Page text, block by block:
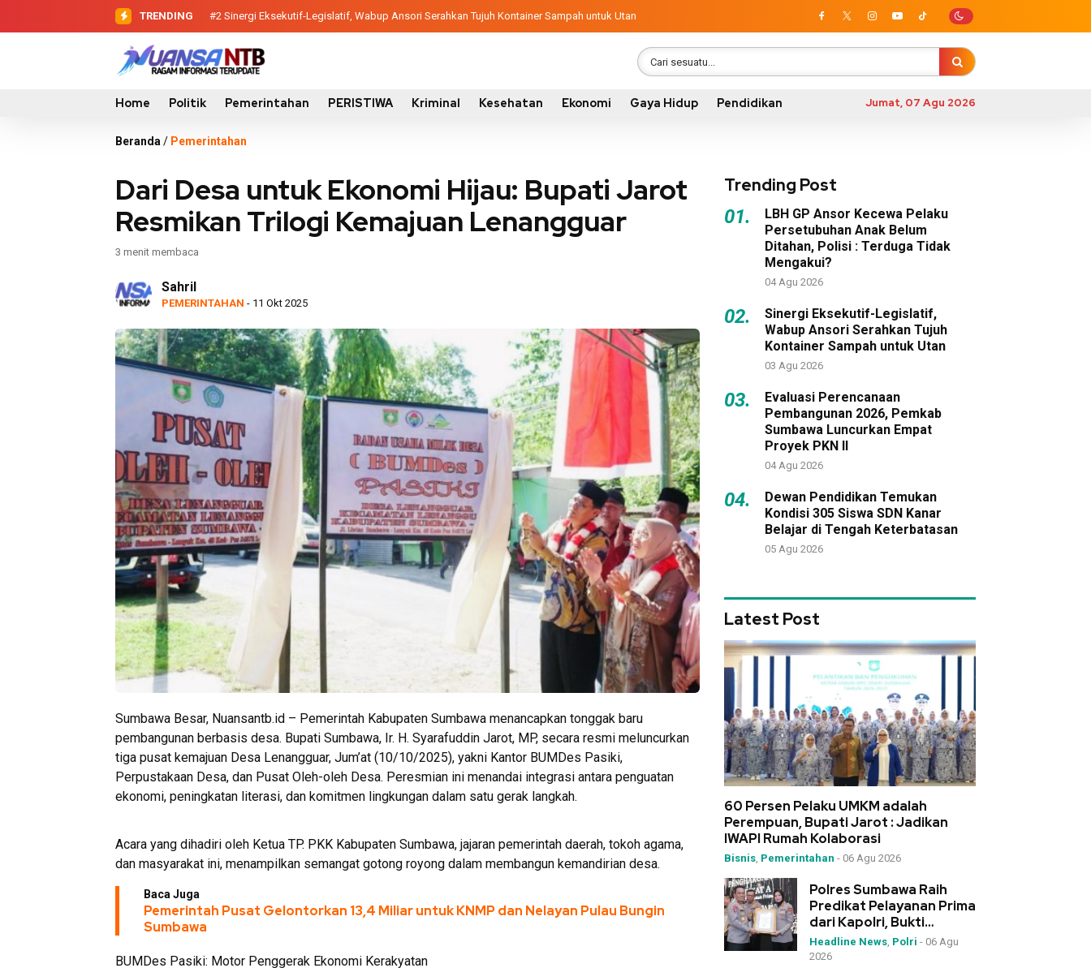
TRENDING #2 Sinergi Eksekutif-Legislatif, Wabup Ansori Serahkan Tujuh Kontainer Sampah untuk Utan
#3 Evaluasi Perencanaan Pembangunan 2026, Pemkab Sumbawa Luncurkan Empat Proyek PKN II
Home Politik Pemerintahan PERISTIWA Kriminal Kesehatan Ekonomi Gaya Hidup Pendidikan Jumat, 07 Agu 2026
Beranda / Pemerintahan
Dari Desa untuk Ekonomi Hijau: Bupati Jarot
Resmikan Trilogi Kemajuan Lenangguar
3 menit membaca
Sahril
PEMERINTAHAN - 11 Okt 2025
Sumbawa Besar, Nuansantb.id – Pemerintah Kabupaten Sumbawa menancapkan tonggak baru
pembangunan berbasis desa. Bupati Sumbawa, Ir. H. Syarafuddin Jarot, MP, secara resmi meluncurkan
tiga pusat kemajuan Desa Lenangguar, Jum’at (10/10/2025), yakni Kantor BUMDes Pasiki,
Perpustakaan Desa, dan Pusat Oleh-oleh Desa. Peresmian ini menandai integrasi antara penguatan
ekonomi, peningkatan literasi, dan komitmen lingkungan dalam satu gerak langkah.
Acara yang dihadiri oleh Ketua TP. PKK Kabupaten Sumbawa, jajaran pemerintah daerah, tokoh agama,
dan masyarakat ini, menampilkan semangat gotong royong dalam membangun kemandirian desa.
Baca Juga
Pemerintah Pusat Gelontorkan 13,4 Miliar untuk KNMP dan Nelayan Pulau Bungin
Sumbawa
BUMDes Pasiki: Motor Penggerak Ekonomi Kerakyatan
Trending Post
01.
LBH GP Ansor Kecewa Pelaku
Persetubuhan Anak Belum
Ditahan, Polisi : Terduga Tidak
Mengakui?
04 Agu 2026
02.
Sinergi Eksekutif-Legislatif,
Wabup Ansori Serahkan Tujuh
Kontainer Sampah untuk Utan
03 Agu 2026
03.
Evaluasi Perencanaan
Pembangunan 2026, Pemkab
Sumbawa Luncurkan Empat
Proyek PKN II
04 Agu 2026
04.
Dewan Pendidikan Temukan
Kondisi 305 Siswa SDN Kanar
Belajar di Tengah Keterbatasan
05 Agu 2026
Latest Post
60 Persen Pelaku UMKM adalah
Perempuan, Bupati Jarot : Jadikan
IWAPI Rumah Kolaborasi
Bisnis, Pemerintahan - 06 Agu 2026
Polres Sumbawa Raih
Predikat Pelayanan Prima
dari Kapolri, Bukti
Dedikasi Tinggi di
Rakernis Polda NTB
Headline News, Polri - 06 Agu
2026